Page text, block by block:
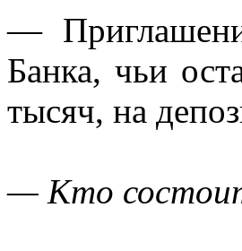
—
Банка, чьи
тысяч, на
— Кто